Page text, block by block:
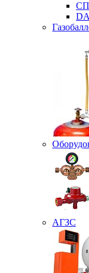
АГЗС